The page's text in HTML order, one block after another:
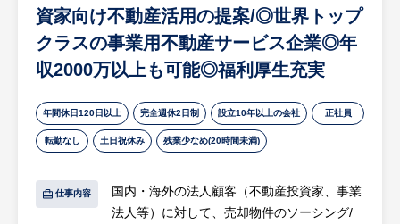
や、売上全体の約50%を3年以内の新商品が
占める高い開発スピードと圧倒的な商品力を
誇ります。常に時代の変化に合わせて事業領
域を拡大し続ける成長企業です。
資家向け不動産活用の提案/◎世界トップ
クラスの事業用不動産サービス企業◎年
収2000万以上も可能◎福利厚生充実
年間休日120日以上 完全週休2日制 設立10年以上の会社 正社員
転勤なし 土日祝休み 残業少なめ(20時間未満)
仕事内容
国内・海外の法人顧客（不動産投資家、事業
法人等）に対して、売却物件のソーシング/